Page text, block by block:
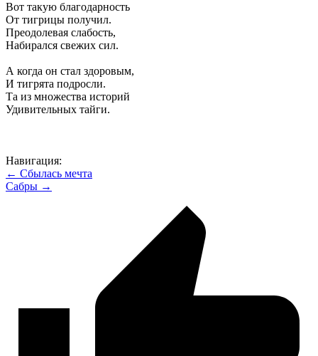
Вот такую благодарность
От тигрицы получил.
Преодолевая слабость,
Набирался свежих сил.
А когда он стал здоровым,
И тигрята подросли.
Та из множества историй
Удивительных тайги.
Навигация:
← Сбылась мечта
Сабры →